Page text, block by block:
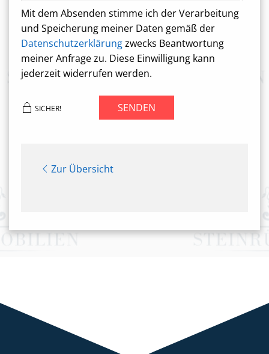
Mit dem Absenden stimme ich der Verarbeitung
und Speicherung meiner Daten gemäß der
Datenschutzerklärungzwecks Beantwortung
meiner Anfrage zu. Diese Einwilligung kann
jederzeit widerrufen werden.
SICHER! SENDEN
Zur Übersicht